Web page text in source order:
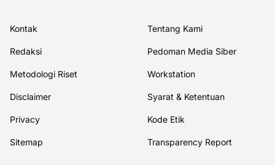
Kontak Tentang Kami
Redaksi Pedoman Media Siber
Metodologi Riset Workstation
Disclaimer Syarat & Ketentuan
Privacy Kode Etik
Sitemap Transparency Report